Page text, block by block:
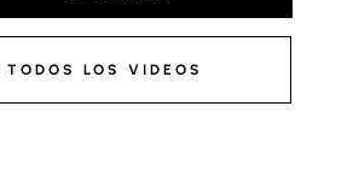
TODOS LOS VIDEOS